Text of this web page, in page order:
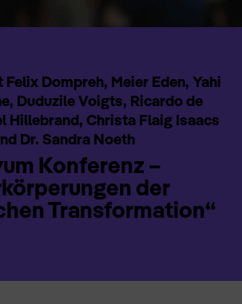
Dompreh, Meier Eden, Yahi
Duduzile Voigts, Ricardo de
Hillebrand, Christa Flaig Isaacs
Dr. Sandra Noeth
Konferenz –
der
Transformation“